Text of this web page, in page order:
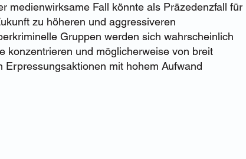
medienwirksame Fall könnte als Präzedenzfall für
zu höheren und aggressiveren
Gruppen werden sich wahrscheinlich
konzentrieren und möglicherweise von breit
Erpressungsaktionen mit hohem Aufwand